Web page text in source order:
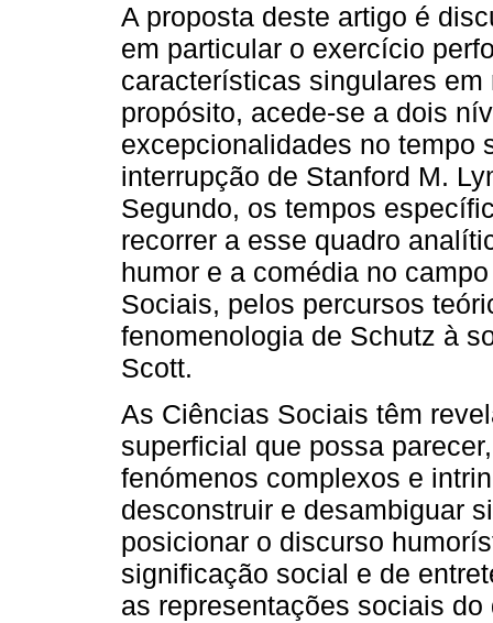
A proposta deste artigo é
em particular o exercício
características singulares
propósito, acede-se a dois
excepcionalidades no tempo
interrupção de Stanford M.
Segundo, os tempos
recorrer a esse quadro
humor e a comédia no
Sociais, pelos percursos
fenomenologia de Schutz à
Scott.
As Ciências Sociais têm
superficial que possa
fenómenos complexos e
desconstruir e desambiguar
posicionar o discurso
significação social e de
as representações sociais do